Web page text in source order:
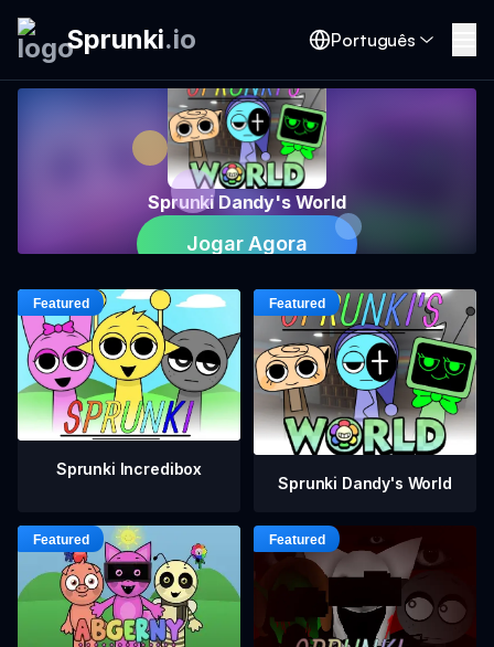
Sprunki.io Português
Sprunki Dandy's World
Jogar Agora
Sprunki Incredibox
Sprunki Dandy's World